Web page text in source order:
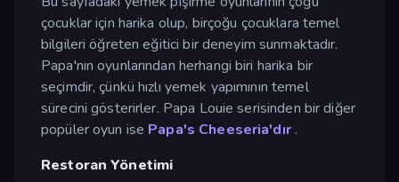
çocuklar için harika olup, birçoğu çocuklara temel
bilgileri öğreten eğitici bir deneyim sunmaktadır.
Papa'nın oyunlarından herhangi biri harika bir
seçimdir, çünkü hızlı yemek yapımının temel
sürecini gösterirler. Papa Louie serisinden bir diğer
popüler oyun ise Papa's Cheeseria'dır.
Restoran Yönetimi